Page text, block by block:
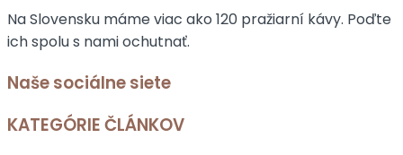
Na Slovensku máme viac ako 120 pražiarní kávy. Poďte
ich spolu s nami ochutnať.
Naše sociálne siete
KATEGÓRIE ČLÁNKOV